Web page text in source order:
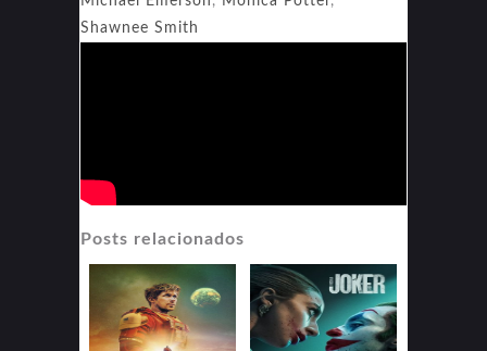
Shawnee Smith
Posts relacionados